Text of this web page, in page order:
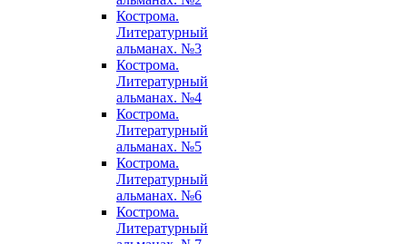
Кострома.
Литературный
альманах. №3
Кострома.
Литературный
альманах. №4
Кострома.
Литературный
альманах. №5
Кострома.
Литературный
альманах. №6
Кострома.
Литературный